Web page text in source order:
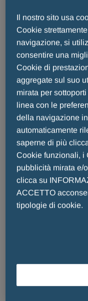
Michelangelo
ai valori dello
domani con la
Teatro del
Cerimonia
Tra i vincitori
Il nostro sito usa
Cookie
navigazione, si
consentire una
Cookie di
aggregate sul suo
mirata per
linea con le
della navigazione
automaticamente
saperne di più
Cookie funzionali, i
pubblicità mirata e/
clicca su
ACCETTO
tipologie di cookie.